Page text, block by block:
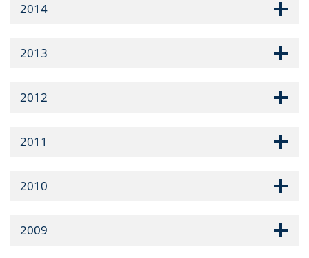
2014
2013
2012
2011
2010
2009